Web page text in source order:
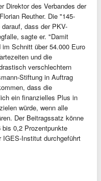
Direktor des Verbandes der
Reuther. Die "145-
dass der PKV-
sagte er. "Damit
Schnitt über 54.000 Euro
und die
verschlechtern
Stiftung in Auftrag
dass die
ein finanzielles Plus in
würde, wenn alle
Der Beitragssatz könne
0,2 Prozentpunkte
Institut durchgeführt